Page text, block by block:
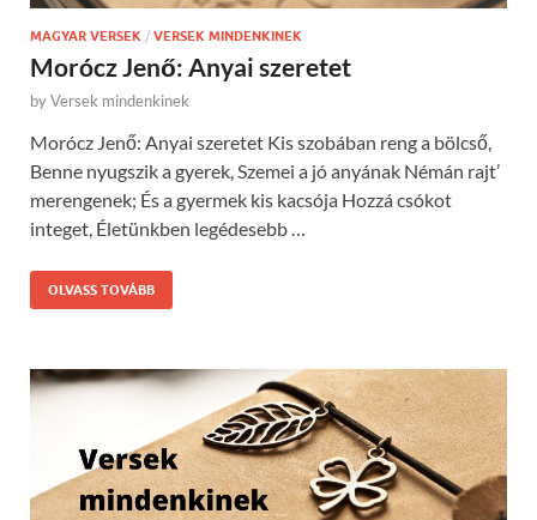
MAGYAR VERSEK / VERSEK MINDENKINEK
Morócz Jenő: Anyai szeretet
byVersek mindenkinek
Morócz Jenő: Anyai szeretet Kis szobában reng a bölcső,
Benne nyugszik a gyerek, Szemei a jó anyának Némán rajt’
merengenek; És a gyermek kis kacsója Hozzá csókot
integet, Életünkben legédesebb …
OLVASS TOVÁBB